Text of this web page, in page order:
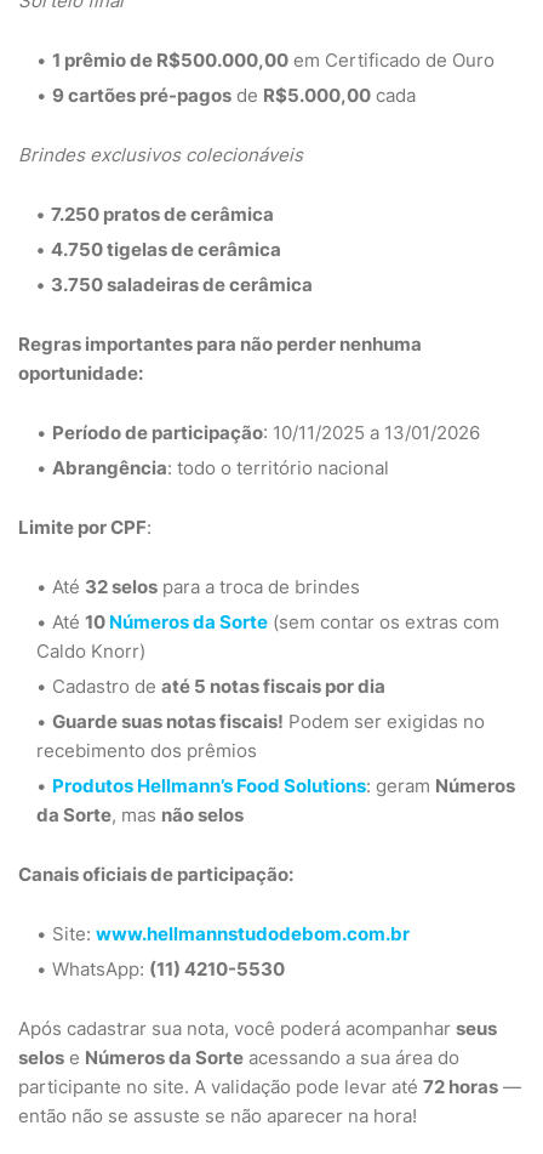
1 prêmio de R$500.000,00 em Certificado de Ouro
9 cartões pré-pagos de R$5.000,00 cada
Brindes exclusivos colecionáveis
7.250 pratos de cerâmica
4.750 tigelas de cerâmica
3.750 saladeiras de cerâmica
Regras importantes para não perder nenhuma
oportunidade:
Período de participação: 10/11/2025 a 13/01/2026
Abrangência: todo o território nacional
Limite por CPF:
Até 32 selos para a troca de brindes
Até 10 Números da Sorte (sem contar os extras com
Caldo Knorr)
Cadastro de até 5 notas fiscais por dia
Guarde suas notas fiscais! Podem ser exigidas no
recebimento dos prêmios
Produtos Hellmann’s Food Solutions: geram Números
da Sorte, mas não selos
Canais oficiais de participação:
Site: www.hellmannstudodebom.com.br
WhatsApp: (11) 4210-5530
Após cadastrar sua nota, você poderá acompanhar seus
selos e Números da Sorte acessando a sua área do
participante no site. A validação pode levar até 72 horas —
então não se assuste se não aparecer na hora!